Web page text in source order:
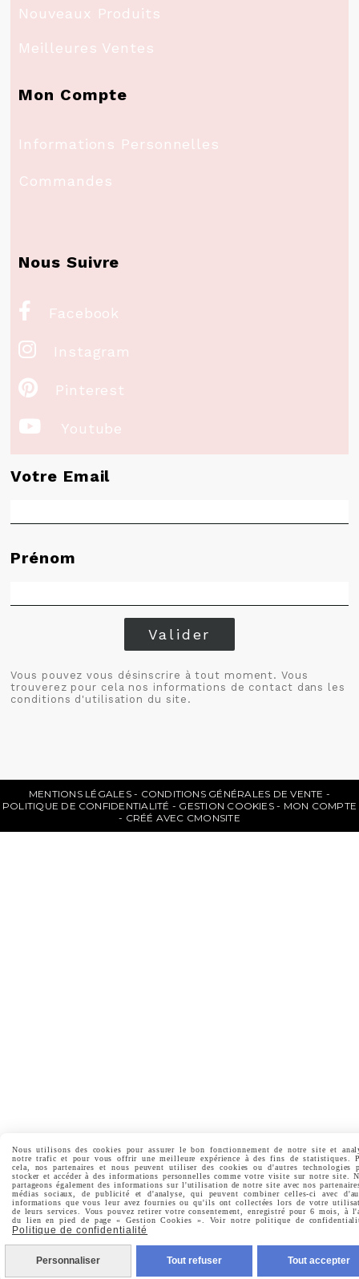
Nouveaux Produits
Meilleures Ventes
Mon Compte
Informations Personnelles
Commandes
Nous Suivre
 Facebook
 Instagram
 Pinterest
 Youtube
Votre Email
Prénom
Valider
Vous pouvez vous désinscrire à tout moment. Vous
trouverez pour cela nos informations de contact dans les
conditions d'utilisation du site.
MENTIONS LÉGALES
CONDITIONS GÉNÉRALES DE VENTE
POLITIQUE DE CONFIDENTIALITÉ
GESTION COOKIES
MON COMPTE
CRÉÉ AVEC CMONSITE
Nous utilisons des cookies pour assurer le bon fonctionnement de notre site et
notre trafic et pour vous offrir une meilleure expérience à des fins de statistiques.
cela, nos partenaires et nous peuvent utiliser des cookies ou d'autres technologies
stocker et accéder à des informations personnelles comme votre visite sur notre site.
partageons également des informations sur l'utilisation de notre site avec nos
médias sociaux, de publicité et d'analyse, qui peuvent combiner celles-ci avec
informations que vous leur avez fournies ou qu'ils ont collectées lors de votre
de leurs services. Vous pouvez retirer votre consentement, enregistré pour 6 mois, à
du lien en pied de page « Gestion Cookies ». Voir notre politique de
Politique de confidentialité
Personnaliser Tout refuser Tout accepter